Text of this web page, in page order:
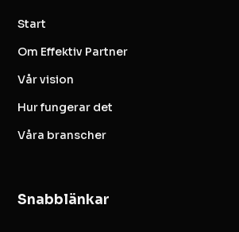
Start
Om Effektiv Partner
Vår vision
Hur fungerar det
Våra branscher
Snabblänkar